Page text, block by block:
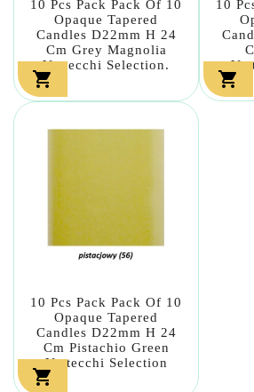
10 Pcs Pack Pack Of 10
Opaque Tapered
Candles D22mm H 24
Cm Grey Magnolia
Vertecchi Selection.

10

10 Pcs Pack Pack Of 10
Opaque Tapered
Candles D22mm H 24
Cm Pistachio Green
Vertecchi Selection
